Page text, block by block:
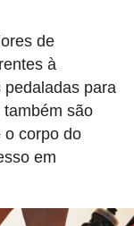
de
à
para
são
o corpo do
em